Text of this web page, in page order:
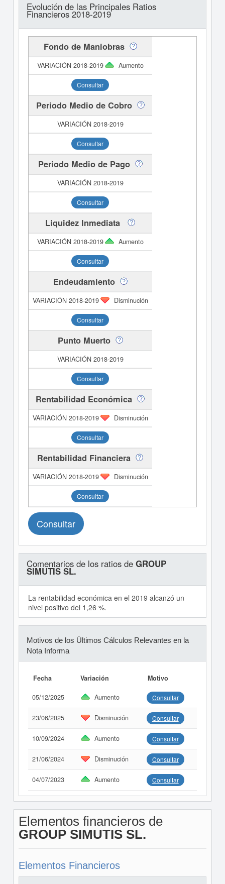
Evolución de las Principales Ratios
Financieros 2018-2019
Fondo de Maniobras
Aumento
Consultar
Periodo Medio de Cobro
Consultar
Periodo Medio de Pago
Consultar
Liquidez Inmediata
Aumento
Consultar
Endeudamiento
Disminución
Consultar
Punto Muerto
Consultar
Rentabilidad Económica
Disminución
Consultar
Rentabilidad Financiera
Disminución
Consultar
Consultar
Comentarios de los ratios de GROUP
SIMUTIS SL.
La rentabilidad económica en el 2019 alcanzó un
nivel positivo del 1,26 %.
Motivos de los Últimos Cálculos Relevantes en la
Nota Informa
Fecha Variación Motivo
05/12/2025 Aumento Consultar
23/06/2025 Disminución Consultar
10/09/2024 Aumento Consultar
21/06/2024 Disminución Consultar
04/07/2023 Aumento Consultar
Elementos financieros de
GROUP SIMUTIS SL.
Elementos Financieros